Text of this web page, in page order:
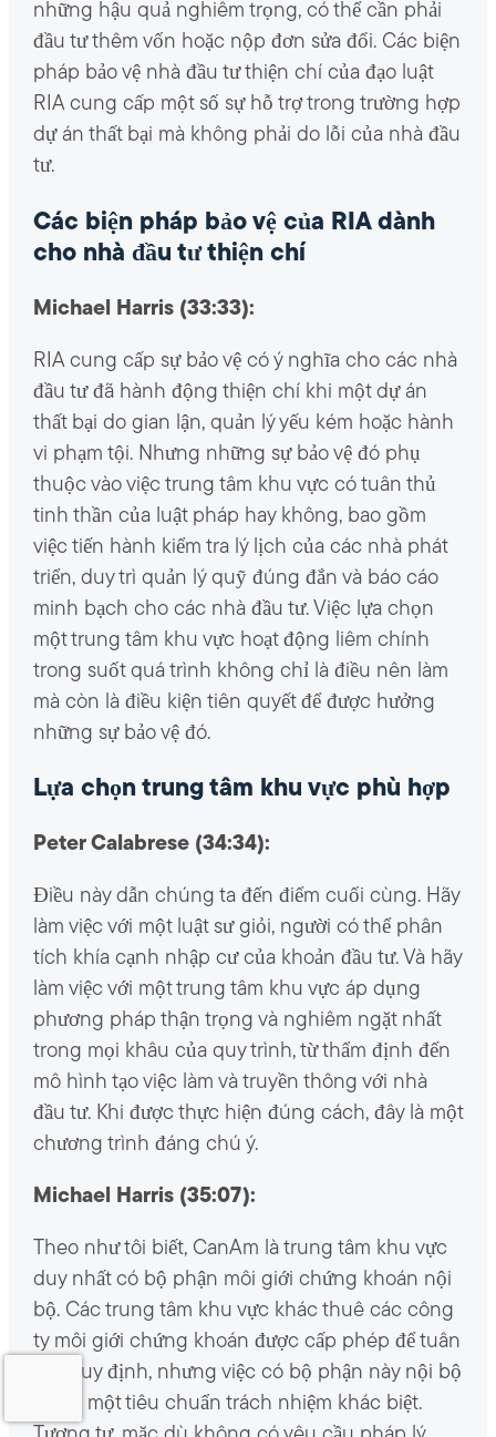
những hậu quả nghiêm trọng, có thể cần phải
đầu tư thêm vốn hoặc nộp đơn sửa đổi. Các biện
pháp bảo vệ nhà đầu tư thiện chí của đạo luật
RIA cung cấp một số sự hỗ trợ trong trường hợp
dự án thất bại mà không phải do lỗi của nhà đầu
tư.
Các biện pháp bảo vệ của RIA dành
cho nhà đầu tư thiện chí
Michael Harris (33:33):
RIA cung cấp sự bảo vệ có ý nghĩa cho các nhà
đầu tư đã hành động thiện chí khi một dự án
thất bại do gian lận, quản lý yếu kém hoặc hành
vi phạm tội. Nhưng những sự bảo vệ đó phụ
thuộc vào việc trung tâm khu vực có tuân thủ
tinh thần của luật pháp hay không, bao gồm
việc tiến hành kiểm tra lý lịch của các nhà phát
triển, duy trì quản lý quỹ đúng đắn và báo cáo
minh bạch cho các nhà đầu tư. Việc lựa chọn
một trung tâm khu vực hoạt động liêm chính
trong suốt quá trình không chỉ là điều nên làm
mà còn là điều kiện tiên quyết để được hưởng
những sự bảo vệ đó.
Lựa chọn trung tâm khu vực phù hợp
Peter Calabrese (34:34):
Điều này dẫn chúng ta đến điểm cuối cùng. Hãy
làm việc với một luật sư giỏi, người có thể phân
tích khía cạnh nhập cư của khoản đầu tư. Và hãy
làm việc với một trung tâm khu vực áp dụng
phương pháp thận trọng và nghiêm ngặt nhất
trong mọi khâu của quy trình, từ thẩm định đến
mô hình tạo việc làm và truyền thông với nhà
đầu tư. Khi được thực hiện đúng cách, đây là một
chương trình đáng chú ý.
Michael Harris (35:07):
Theo như tôi biết, CanAm là trung tâm khu vực
duy nhất có bộ phận môi giới chứng khoán nội
bộ. Các trung tâm khu vực khác thuê các công
ty môi giới chứng khoán được cấp phép để tuân
thủ quy định, nhưng việc có bộ phận này nội bộ
tạo ra một tiêu chuẩn trách nhiệm khác biệt.